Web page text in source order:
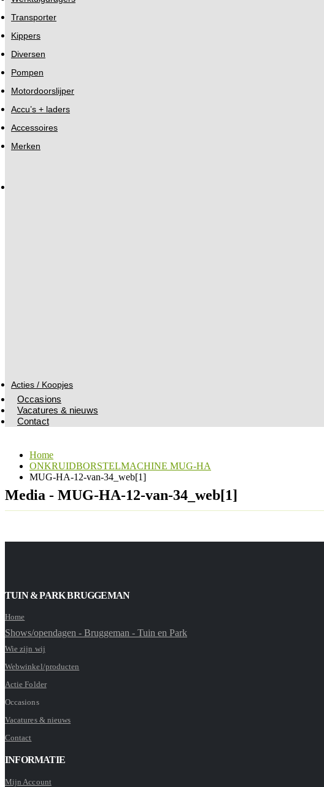
Transporter
Kippers
Diversen
Pompen
Motordoorslijper
Accu’s + laders
Accessoires
Merken
Acties / Koopjes
Occasions
Vacatures & nieuws
Contact
Home
ONKRUIDBORSTELMACHINE MUG-HA
MUG-HA-12-van-34_web[1]
Media - MUG-HA-12-van-34_web[1]
TUIN & PARK BRUGGEMAN
Home
Shows/opendagen - Bruggeman - Tuin en Park
Wie zijn wij
Webwinkel/producten
Actie Folder
Occasions
Vacatures & nieuws
Contact
INFORMATIE
Mijn Account